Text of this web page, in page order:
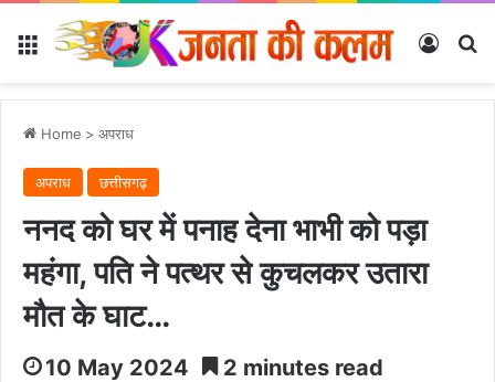
Menu Log In
Home > अपराध
अपराध छत्तीसगढ़
ननद को घर में पनाह देना भाभी को पड़ा
महंगा, पति ने पत्थर से कुचलकर उतारा
मौत के घाट…
10 May 2024 2 minutes read